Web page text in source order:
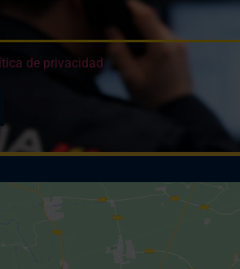
de privacidad